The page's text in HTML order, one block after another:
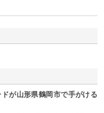
が山形県鶴岡市で手がける